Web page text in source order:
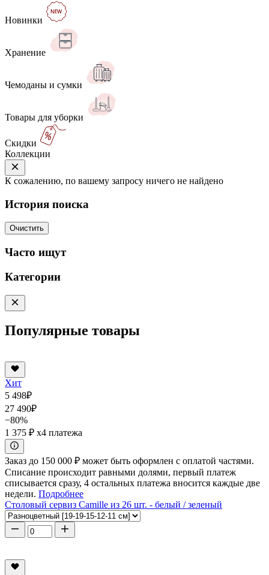
Новинки
Хранение
Чемоданы и сумки
Товары для уборки
Скидки
Коллекции
К сожалению, по вашему запросу ничего не найдено
История поиска
Очистить
Часто ищут
Категории
Популярные товары
Хит
5 498₽
27 490₽
−80%
1 375 ₽ x4 платежа
Заказ до 150 000 ₽ может быть оформлен с оплатой частями.
Списание происходит равными долями, первый платеж
списывается сразу, 4 остальных платежа вносится каждые две
недели. Подробнее
Столовый сервиз Camille из 26 шт. - белый / зеленый